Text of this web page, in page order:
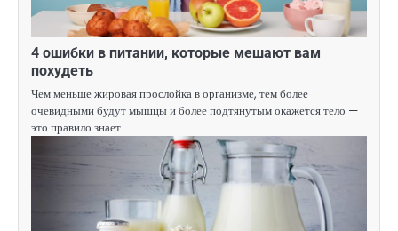
4 ошибки в питании, которые мешают вам
похудеть
Чем меньше жировая прослойка в организме, тем более
очевидными будут мышцы и более подтянутым окажется тело —
это правило знает…